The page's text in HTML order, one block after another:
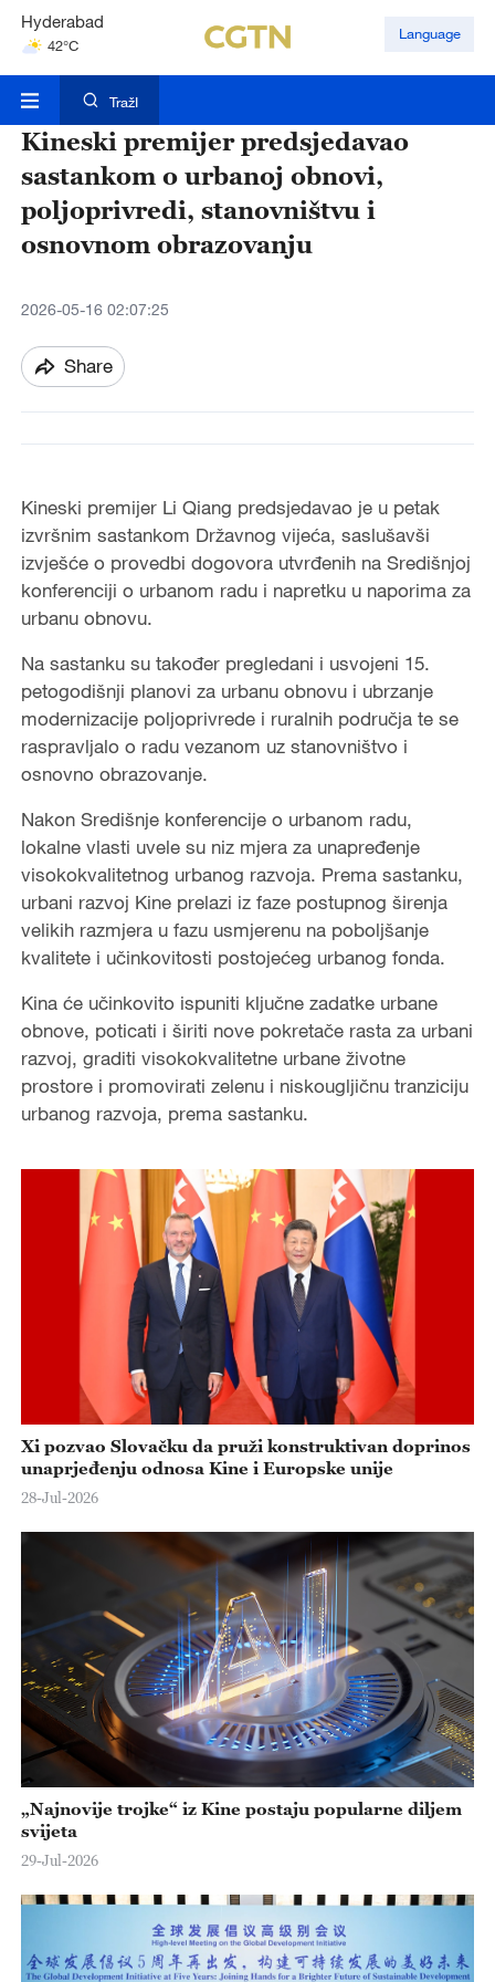
Hyderabad
42°C
Mumbai
Language
TražI
Kineski premijer predsjedavao
sastankom o urbanoj obnovi,
poljoprivredi, stanovništvu i
osnovnom obrazovanju
2026-05-16 02:07:25
Share
Kineski premijer Li Qiang predsjedavao je u petak
izvršnim sastankom Državnog vijeća, saslušavši
izvješće o provedbi dogovora utvrđenih na Središnjoj
konferenciji o urbanom radu i napretku u naporima za
urbanu obnovu.
Na sastanku su također pregledani i usvojeni 15.
petogodišnji planovi za urbanu obnovu i ubrzanje
modernizacije poljoprivrede i ruralnih područja te se
raspravljalo o radu vezanom uz stanovništvo i
osnovno obrazovanje.
Nakon Središnje konferencije o urbanom radu,
lokalne vlasti uvele su niz mjera za unapređenje
visokokvalitetnog urbanog razvoja. Prema sastanku,
urbani razvoj Kine prelazi iz faze postupnog širenja
velikih razmjera u fazu usmjerenu na poboljšanje
kvalitete i učinkovitosti postojećeg urbanog fonda.
Kina će učinkovito ispuniti ključne zadatke urbane
obnove, poticati i širiti nove pokretače rasta za urbani
razvoj, graditi visokokvalitetne urbane životne
prostore i promovirati zelenu i niskougljičnu tranziciju
urbanog razvoja, prema sastanku.
Xi pozvao Slovačku da pruži konstruktivan doprinos
unaprjeđenju odnosa Kine i Europske unije
28-Jul-2026
„Najnovije trojke“ iz Kine postaju popularne diljem
svijeta
29-Jul-2026